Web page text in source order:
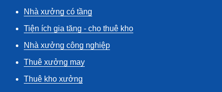
Nhà xưởng có tầng
Tiện ích gia tăng - cho thuê kho
Nhà xưởng công nghiệp
Thuê xưởng may
Thuê kho xưởng